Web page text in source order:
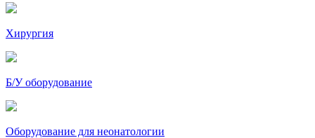
Хирургия
Б/У оборудование
Оборудование для неонатологии